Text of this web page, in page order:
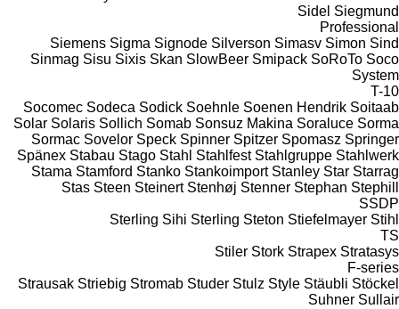
Sidel Siegmund
Professional
Siemens Sigma Signode Silverson Simasv Simon Sind
Sinmag Sisu Sixis Skan SlowBeer Smipack SoRoTo Soco
System
T-10
Socomec Sodeca Sodick Soehnle Soenen Hendrik Soitaab
Solar Solaris Sollich Somab Sonsuz Makina Soraluce Sorma
Sormac Sovelor Speck Spinner Spitzer Spomasz Springer
Spänex Stabau Stago Stahl Stahlfest Stahlgruppe Stahlwerk
Stama Stamford Stanko Stankoimport Stanley Star Starrag
Stas Steen Steinert Stenhøj Stenner Stephan Stephill
SSDP
Sterling Sihi Sterling Steton Stiefelmayer Stihl
TS
Stiler Stork Strapex Stratasys
F-series
Strausak Striebig Stromab Studer Stulz Style Stäubli Stöckel
Suhner Sullair